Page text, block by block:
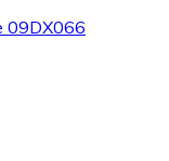
09DX066